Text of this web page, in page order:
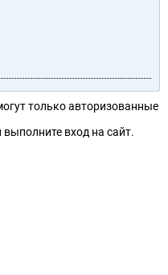
только авторизованные
выполните вход на сайт.